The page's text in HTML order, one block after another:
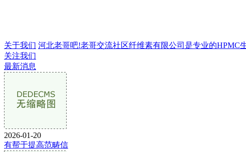
关于我们 河北老哥吧!老哥交流社区纤维素有限公司是专业的HPMC
关注我们
最新消息
2026-01-20
有帮于提高范畴信